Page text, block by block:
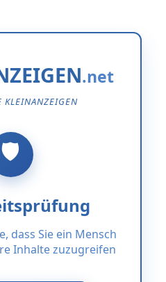
KLEINANZEIGEN
dass Sie ein Mensch
Inhalte zuzugreifen